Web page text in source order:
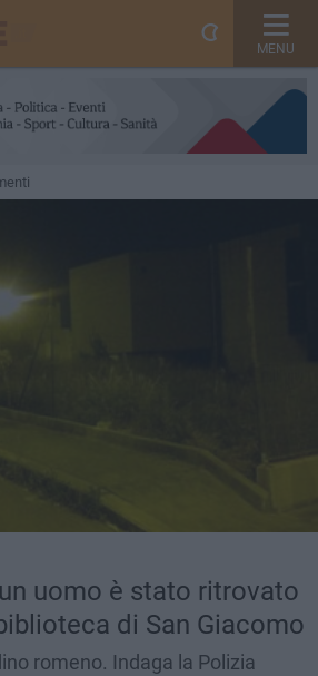
MENU
uomo è stato ritrovato
di San Giacomo
romeno. Indaga la Polizia